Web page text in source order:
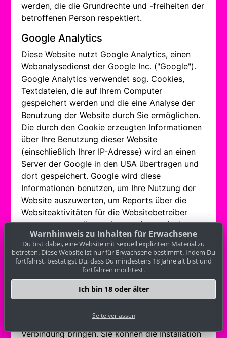
werden, die die Grundrechte und -freiheiten der
betroffenen Person respektiert.
Google Analytics
Diese Website nutzt Google Analytics, einen
Webanalysedienst der Google Inc. ("Google").
Google Analytics verwendet sog. Cookies,
Textdateien, die auf Ihrem Computer
gespeichert werden und die eine Analyse der
Benutzung der Website durch Sie ermöglichen.
Die durch den Cookie erzeugten Informationen
über Ihre Benutzung dieser Website
(einschließlich Ihrer IP-Adresse) wird an einen
Server der Google in den USA übertragen und
dort gespeichert. Google wird diese
Informationen benutzen, um Ihre Nutzung der
Website auszuwerten, um Reports über die
Websiteaktivitäten für die Websitebetreiber
zusammenzustellen und um weitere mit der
Websitenutzung und der Internetnutzung
verbundene Dienstleistungen zu erbringen.
Auch wird Google diese Informationen
gegebenenfalls an Dritte übertragen, sofern
dies gesetzlich vorgeschrieben oder soweit
Dritte diese Daten im Auftrag von Google
Adresse mit anderen Daten von Google in
Verbindung bringen. Sie können die Installation
Warnhinweis zu Inhalten für Erwachsene
Du bist dabei, eine Website mit sexuell explizitem Material zu
betreten. Diese Website ist nur für Erwachsene bestimmt. Indem Du
fortfährst, bestätigst Du, dass Du mindestens 18 Jahre alt bist und
fortfahren möchtest.
Ich bin 18 oder älter
Seite verlassen